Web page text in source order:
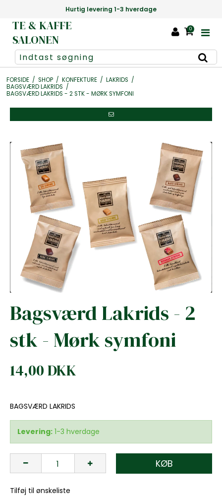
Danmarks største udvalg af te +1000 slags
TE & KAFFE
SALONEN
0
FORSIDE / SHOP / KONFEKTURE / LAKRIDS /
BAGSVÆRD LAKRIDS /
BAGSVÆRD LAKRIDS - 2 STK - MØRK SYMFONI
Bagsværd Lakrids - 2
stk - Mørk symfoni
14,00 DKK
BAGSVÆRD LAKRIDS
Levering: 1-3 hverdage
KØB
Tilføj til ønskeliste